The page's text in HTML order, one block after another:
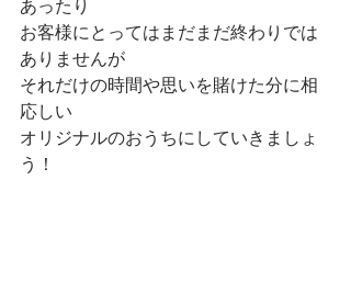
あったり
お客様にとってはまだまだ終わりでは
ありませんが
それだけの時間や思いを賭けた分に相
応しい
オリジナルのおうちにしていきましょ
う！